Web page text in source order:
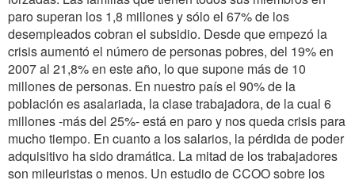
paro superan los 1,8 millones y sólo el 67% de los
desempleados cobran el subsidio. Desde que empezó la
crisis aumentó el número de personas pobres, del 19% en
2007 al 21,8% en este año, lo que supone más de 10
millones de personas. En nuestro país el 90% de la
población es asalariada, la clase trabajadora, de la cual 6
millones -más del 25%- está en paro y nos queda crisis para
mucho tiempo. En cuanto a los salarios, la pérdida de poder
adquisitivo ha sido dramática. La mitad de los trabajadores
son mileuristas o menos. Un estudio de CCOO sobre los